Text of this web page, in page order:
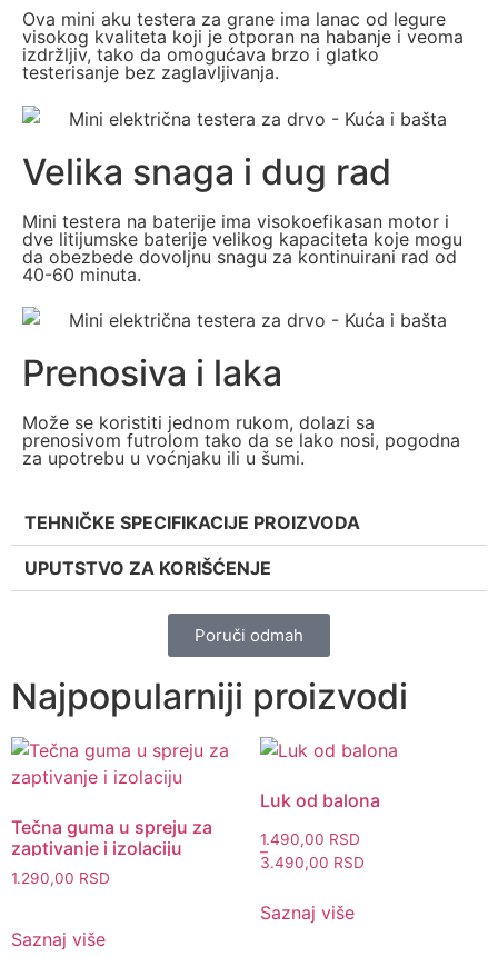
Ova mini aku testera za grane ima lanac od legure
visokog kvaliteta koji je otporan na habanje i veoma
izdržljiv, tako da omogućava brzo i glatko
testerisanje bez zaglavljivanja.
Velika snaga i dug rad
Mini testera na baterije ima visokoefikasan motor i
dve litijumske baterije velikog kapaciteta koje mogu
da obezbede dovoljnu snagu za kontinuirani rad od
40-60 minuta.
Prenosiva i laka
Može se koristiti jednom rukom, dolazi sa
prenosivom futrolom tako da se lako nosi, pogodna
za upotrebu u voćnjaku ili u šumi.
TEHNIČKE SPECIFIKACIJE PROIZVODA
UPUTSTVO ZA KORIŠĆENJE
Poruči odmah
Najpopularniji proizvodi
Tečna guma u spreju za
zaptivanje i izolaciju
1.290,00 RSD
Saznaj više
Luk od balona
1.490,00 RSD
–
3.490,00 RSD
Saznaj više